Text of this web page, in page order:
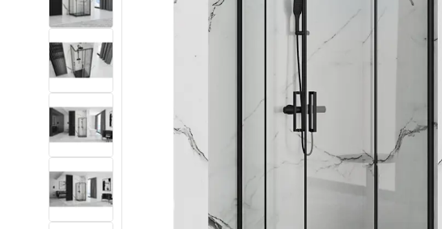
Drenajes lineales
Inodoro, Bidé
Lavabos
Bañeras y mamparas
Grifería